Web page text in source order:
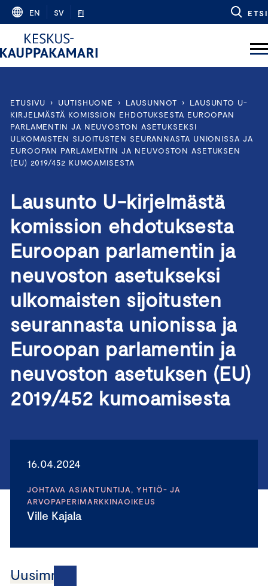
Skip
content
EN SV FI ETSI
ETUSIVU › UUTISHUONE › LAUSUNNOT ›
LAUSUNTO U-
KIRJELMÄSTÄ KOMISSION EHDOTUKSESTA EUROOPAN
PARLAMENTIN JA NEUVOSTON ASETUKSEKSI
ULKOMAISTEN SIJOITUSTEN SEURANNASTA UNIONISSA JA
EUROOPAN PARLAMENTIN JA NEUVOSTON ASETUKSEN
(EU) 2019/452 KUMOAMISESTA
Lausunto U-kirjelmästä
komission ehdotuksesta
Euroopan parlamentin ja
neuvoston asetukseksi
ulkomaisten sijoitusten
seurannasta unionissa ja
Euroopan parlamentin ja
neuvoston asetuksen (EU)
2019/452 kumoamisesta
16.04.2024
JOHTAVA ASIANTUNTIJA, YHTIÖ- JA
ARVOPAPERIMARKKINAOIKEUS
Ville Kajala
Uusimmat